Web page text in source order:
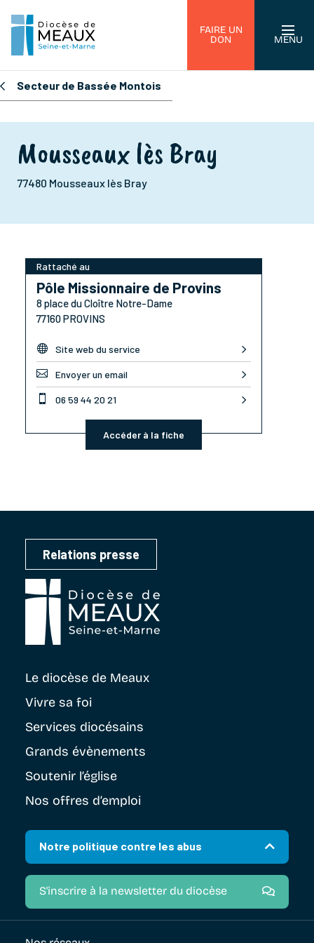
FAIRE UN
DON
MENU
Secteur de Bassée Montois
Mousseaux lès Bray
77480 Mousseaux lès Bray
Rattaché au
Pôle Missionnaire de Provins
8 place du Cloître Notre-Dame
77160 PROVINS
 Site web du service
 Envoyer un email
 06 59 44 20 21
Accéder à la fiche
Relations presse
Le diocèse de Meaux
Vivre sa foi
Services diocésains
Grands évènements
Soutenir l’église
Nos offres d’emploi
Notre politique contre les abus
S'inscrire à la newsletter du diocèse